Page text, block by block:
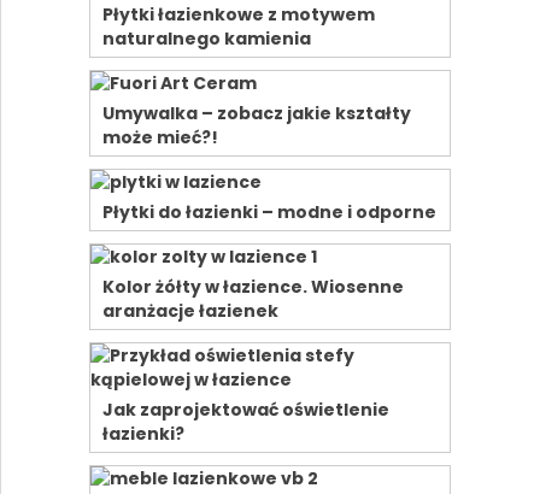
Płytki łazienkowe z motywem
naturalnego kamienia
Umywalka – zobacz jakie kształty
może mieć?!
Płytki do łazienki – modne i odporne
Kolor żółty w łazience. Wiosenne
aranżacje łazienek
Jak zaprojektować oświetlenie
łazienki?